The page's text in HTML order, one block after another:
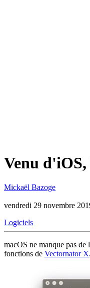
Venu
Mickaël Bazoge
vendredi 29 novembre
Logiciels
macOS ne manque pas
fonctions de Vectornator X